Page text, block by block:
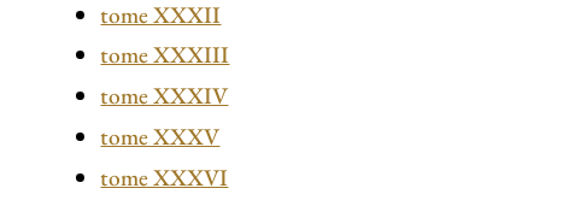
tome XXXII
tome XXXIII
tome XXXIV
tome XXXV
tome XXXVI